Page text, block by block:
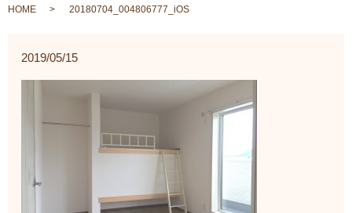
HOME 20180704_004806777_iOS
2019/05/15